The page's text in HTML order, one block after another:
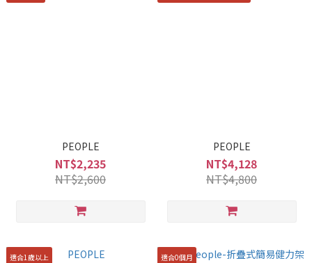
PEOPLE
NT$2,235
NT$2,600
PEOPLE
NT$4,128
NT$4,800
適合1歲以上 適合0個月